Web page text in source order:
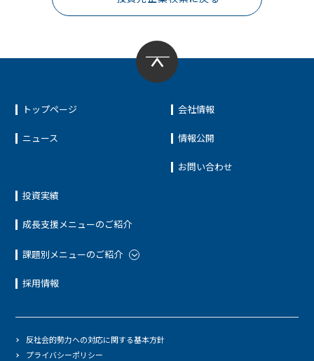
トップページ
ニュース
投資実績
成長支援メニューのご紹介
課題別メニューのご紹介
採用情報
会社情報
情報公開
お問い合わせ
反社会的勢力への対応に関する基本方針
プライバシーポリシー